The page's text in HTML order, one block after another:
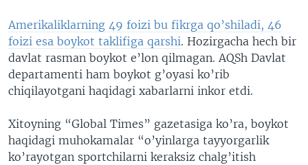
Amerikaliklarning 49 foizi bu fikrga qo’shiladi, 46
foizi esa boykot taklifiga qarshi. Hozirgacha hech bir
davlat rasman boykot e’lon qilmagan. AQSh Davlat
departamenti ham boykot g’oyasi ko’rib
chiqilayotgani haqidagi xabarlarni inkor etdi.
Xitoyning “Global Times” gazetasiga ko’ra, boykot
haqidagi muhokamalar “o’yinlarga tayyorgarlik
ko’rayotgan sportchilarni keraksiz chalg’itish